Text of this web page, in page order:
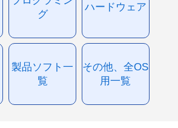
グ
ハードウェア
製品ソフト一
覧
その他、全OS
用一覧